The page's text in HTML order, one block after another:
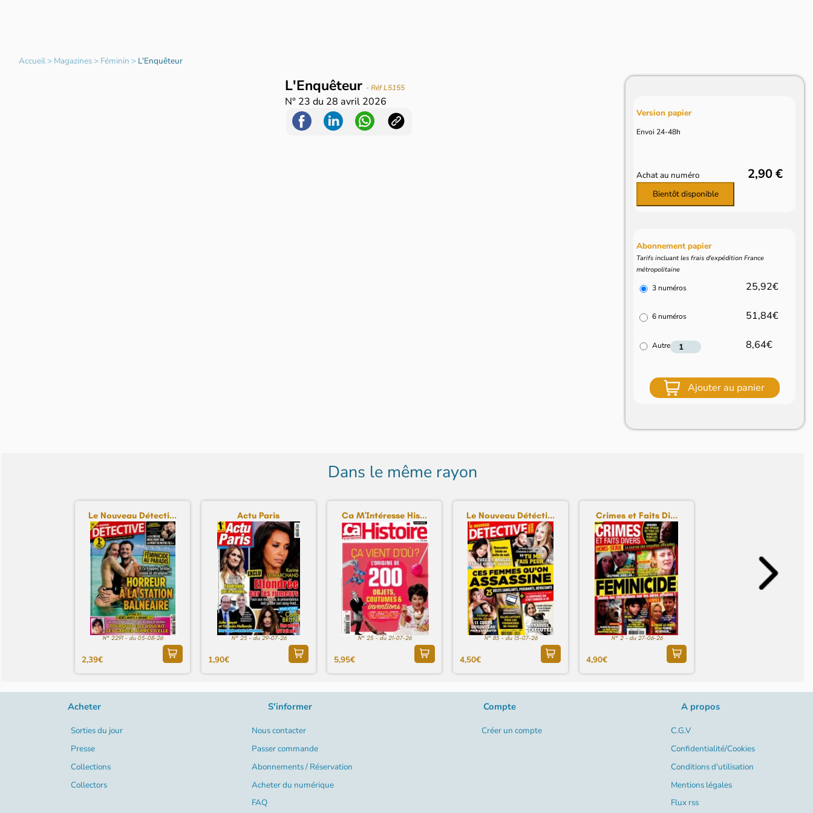
Accueil> Magazines> Féminin > L'Enquêteur
L'Enquêteur - Réf L5155
N° 23 du 28 avril 2026
Version papier
Envoi 24-48h
Achat au numéro 2,90 €
Bientôt disponible
Abonnement papier
Tarifs incluant les frais d'expédition France
métropolitaine
3 numéros 25,92€
6 numéros 51,84€
Autre 8,64€
Ajouter au panier
Dans le même rayon
Le Nouveau Détecti...
N° 2291 - du 05-08-26
2,39€
Actu Paris
N° 25 - du 29-07-26
1,90€
Ca M'Intéresse His...
N° 25 - du 21-07-26
5,95€
Le Nouveau Détécti...
N° 85 - du 15-07-26
4,50€
Crimes et Faits Di...
N° 2 - du 27-06-26
4,90€
Acheter
Sorties du jour
Presse
Collections
Collectors
S'informer
Nous contacter
Passer commande
Abonnements / Réservation
Acheter du numérique
FAQ
Compte
Créer un compte
A propos
C.G.V
Confidentialité/Cookies
Conditions d'utilisation
Mentions légales
Flux rss